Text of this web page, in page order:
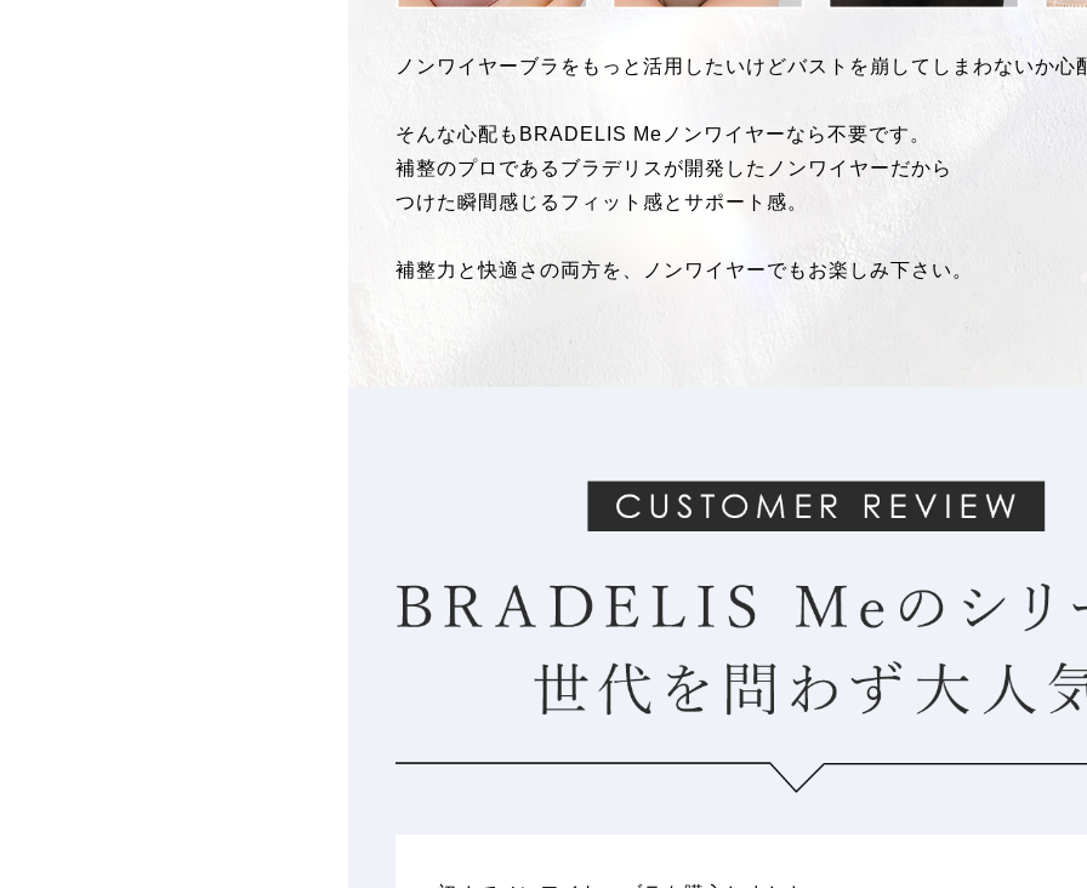
ノンワイヤーブラをもっと活用したいけどバストを崩してしまわないか
そんな心配もBRADELIS Meノンワイヤーなら不要です。
補整のプロであるブラデリスが開発したノンワイヤーだから
つけた瞬間感じるフィット感とサポート感。
補整力と快適さの両方を、ノンワイヤーでもお楽しみ下さい。